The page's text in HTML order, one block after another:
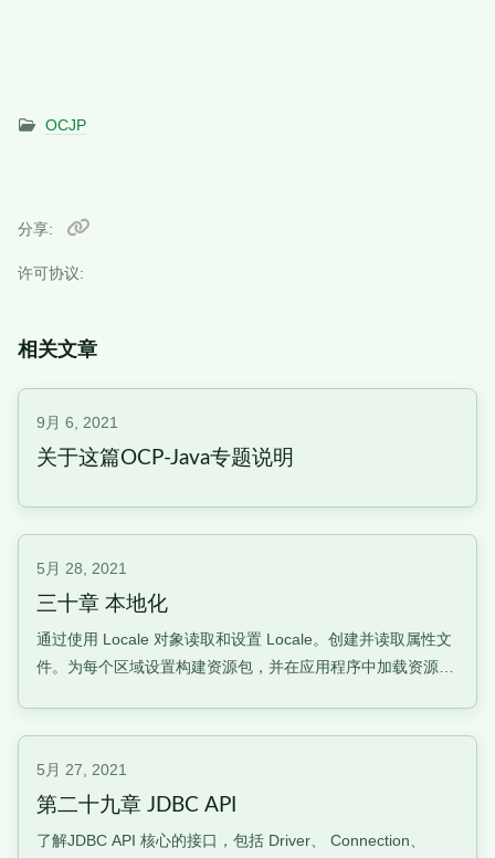
OCJP
许可协议:
分享
相关文章
9月 6, 2021
关于这篇OCP-Java专题说明
5月 28, 2021
三十章 本地化
通过使用 Locale 对象读取和设置 Locale。创建并读取属性文
件。为每个区域设置构建资源包，并在应用程序中加载资源
机
5月 27, 2021
第二十九章 JDBC API
了解JDBC API 核心的接口，包括 Driver、 Connection、